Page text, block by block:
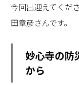
今回出迎えてくだ
田章彦さんです。
妙心寺の防
から